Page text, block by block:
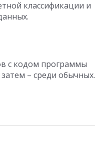
классификации и
с кодом программы
– среди обычных.